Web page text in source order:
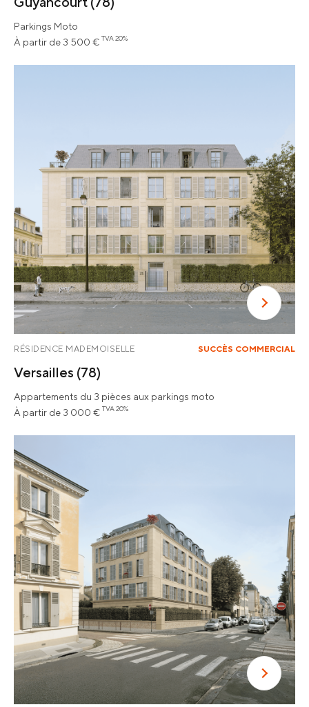
Parkings Moto
À partir de 3 500 € TVA 20%
SUCCÈS COMMERCIAL
RÉSIDENCE MADEMOISELLE
Versailles (78)
Appartements du 3 pièces aux parkings moto
À partir de 3 000 € TVA 20%